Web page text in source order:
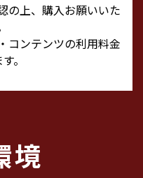
の上、購入お願いいた
コンテンツの利用料金
。
境